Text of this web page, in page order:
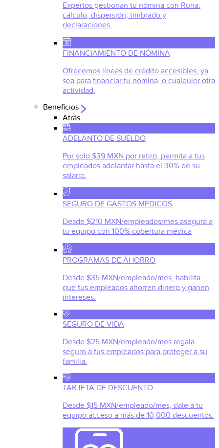
Expertos gestionan tu nómina con Runa:
cálculo, dispersión, timbrado y
declaraciones.
FINANCIAMIENTO DE NÓMINA
Ofrecemos líneas de crédito accesibles, ya
sea para financiar tu nómina, o cualquier otra
actividad.
Beneficios
Atrás
ADELANTO DE SUELDO
Por solo $39 MXN por retiro, permita a tus
empleados adelantar hasta el 30% de su
salario.
SEGURO DE GASTOS MEDICOS
Desde $210 MXN/empleados/mes asegura a
tu equipo con 100% cobertura médica
PROGRAMAS DE AHORRO
Desde $35 MXN/empleado/mes, habilita
que tus empleados ahorren dinero y ganen
intereses.
SEGURO DE VIDA
Desde $25 MXN/empleado/mes regala
seguro a tus empleados para proteger a su
familia.
TARJETA DE DESCUENTO
Desde $15 MXN/empleado/mes, dale a tu
equipo acceso a más de 10,000 descuentos.